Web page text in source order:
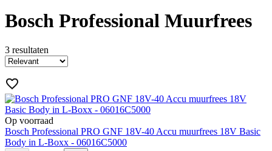
Bosch Professional Muurfrees
3 resultaten
Op voorraad
Bosch Professional PRO GNF 18V-40 Accu muurfrees 18V Basic
Body in L-Boxx - 06016C5000